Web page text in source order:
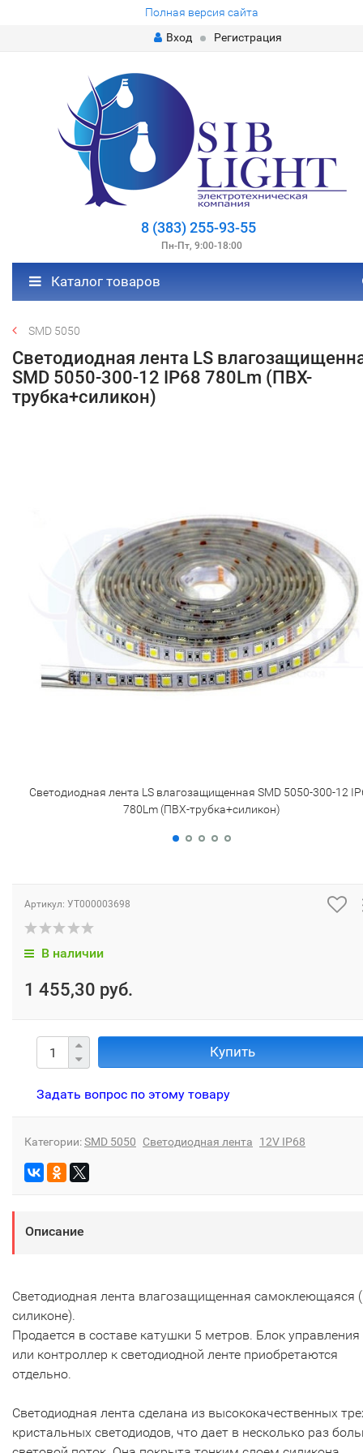
Полная версия сайта
Вход
Регистрация
8 (383) 255-93-55
Пн-Пт, 9:00-18:00
Каталог товаров
SMD 5050
Светодиодная лента LS
SMD 5050-300-12 IP68 780Lm (ПВХ-
трубка+силикон)
Светодиодная лента LS влагозащищенная SMD 5050-300-12
780Lm (ПВХ-трубка+силикон)
Артикул: УТ000003698
В наличии
1 455,30 руб.
Купить
Задать вопрос по этому товару
Категории:SMD 5050 Светодиодная лента 12V IP68
Описание
Светодиодная лента влагозащищенная самоклеющаяся
силиконе).
Продается в составе катушки 5 метров. Блок
или контроллер к светодиодной ленте приобретаются
отдельно.
Светодиодная лента сделана из высококачественных
кристальных светодиодов, что дает в несколько раз